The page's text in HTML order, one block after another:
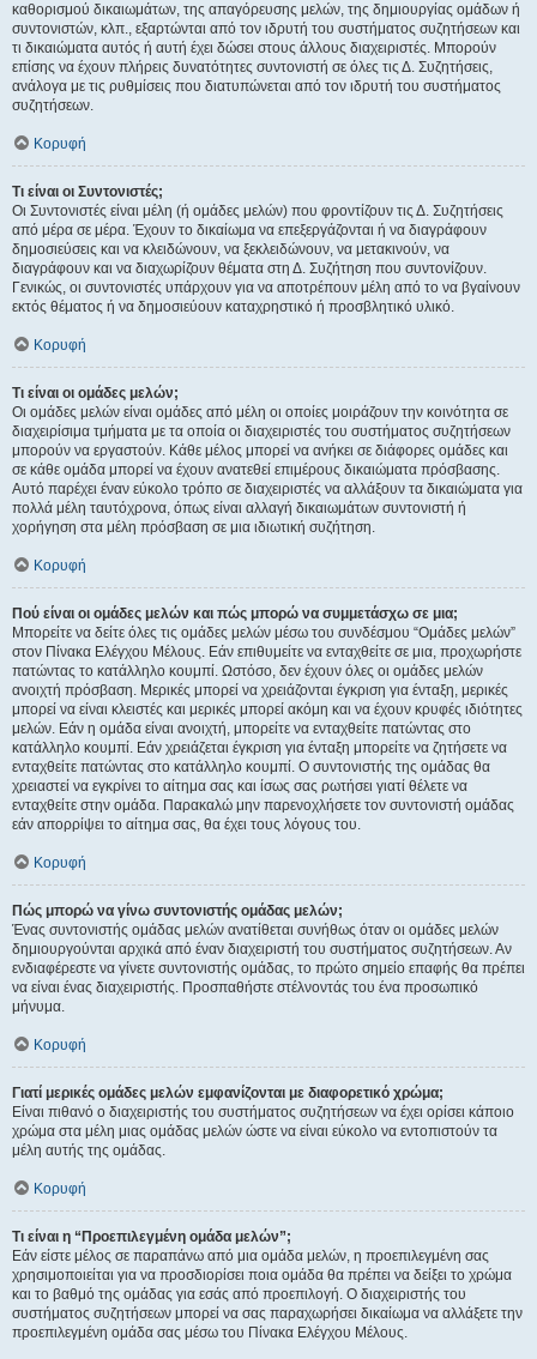
καθορισμού δικαιωμάτων, της απαγόρευσης μελών, της δημιουργίας ομάδων ή
συντονιστών, κλπ., εξαρτώνται από τον ιδρυτή του συστήματος συζητήσεων και
τι δικαιώματα αυτός ή αυτή έχει δώσει στους άλλους διαχειριστές. Μπορούν
επίσης να έχουν πλήρεις δυνατότητες συντονιστή σε όλες τις Δ. Συζητήσεις,
ανάλογα με τις ρυθμίσεις που διατυπώνεται από τον ιδρυτή του συστήματος
συζητήσεων.
Κορυφή
Τι είναι οι Συντονιστές;
Οι Συντονιστές είναι μέλη (ή ομάδες μελών) που φροντίζουν τις Δ. Συζητήσεις
από μέρα σε μέρα. Έχουν το δικαίωμα να επεξεργάζονται ή να διαγράφουν
δημοσιεύσεις και να κλειδώνουν, να ξεκλειδώνουν, να μετακινούν, να
διαγράφουν και να διαχωρίζουν θέματα στη Δ. Συζήτηση που συντονίζουν.
Γενικώς, οι συντονιστές υπάρχουν για να αποτρέπουν μέλη από το να βγαίνουν
εκτός θέματος ή να δημοσιεύουν καταχρηστικό ή προσβλητικό υλικό.
Κορυφή
Τι είναι οι ομάδες μελών;
Οι ομάδες μελών είναι ομάδες από μέλη οι οποίες μοιράζουν την κοινότητα σε
διαχειρίσιμα τμήματα με τα οποία οι διαχειριστές του συστήματος συζητήσεων
μπορούν να εργαστούν. Κάθε μέλος μπορεί να ανήκει σε διάφορες ομάδες και
σε κάθε ομάδα μπορεί να έχουν ανατεθεί επιμέρους δικαιώματα πρόσβασης.
Αυτό παρέχει έναν εύκολο τρόπο σε διαχειριστές να αλλάξουν τα δικαιώματα για
πολλά μέλη ταυτόχρονα, όπως είναι αλλαγή δικαιωμάτων συντονιστή ή
χορήγηση στα μέλη πρόσβαση σε μια ιδιωτική συζήτηση.
Κορυφή
Πού είναι οι ομάδες μελών και πώς μπορώ να συμμετάσχω σε μια;
Μπορείτε να δείτε όλες τις ομάδες μελών μέσω του συνδέσμου “Ομάδες μελών”
στον Πίνακα Ελέγχου Μέλους. Εάν επιθυμείτε να ενταχθείτε σε μια, προχωρήστε
πατώντας το κατάλληλο κουμπί. Ωστόσο, δεν έχουν όλες οι ομάδες μελών
ανοιχτή πρόσβαση. Μερικές μπορεί να χρειάζονται έγκριση για ένταξη, μερικές
μπορεί να είναι κλειστές και μερικές μπορεί ακόμη και να έχουν κρυφές ιδιότητες
μελών. Εάν η ομάδα είναι ανοιχτή, μπορείτε να ενταχθείτε πατώντας στο
κατάλληλο κουμπί. Εάν χρειάζεται έγκριση για ένταξη μπορείτε να ζητήσετε να
ενταχθείτε πατώντας στο κατάλληλο κουμπί. Ο συντονιστής της ομάδας θα
χρειαστεί να εγκρίνει το αίτημα σας και ίσως σας ρωτήσει γιατί θέλετε να
ενταχθείτε στην ομάδα. Παρακαλώ μην παρενοχλήσετε τον συντονιστή ομάδας
εάν απορρίψει το αίτημα σας, θα έχει τους λόγους του.
Κορυφή
Πώς μπορώ να γίνω συντονιστής ομάδας μελών;
Ένας συντονιστής ομάδας μελών ανατίθεται συνήθως όταν οι ομάδες μελών
δημιουργούνται αρχικά από έναν διαχειριστή του συστήματος συζητήσεων. Αν
ενδιαφέρεστε να γίνετε συντονιστής ομάδας, το πρώτο σημείο επαφής θα πρέπει
να είναι ένας διαχειριστής. Προσπαθήστε στέλνοντάς του ένα προσωπικό
μήνυμα.
Κορυφή
Γιατί μερικές ομάδες μελών εμφανίζονται με διαφορετικό χρώμα;
Είναι πιθανό ο διαχειριστής του συστήματος συζητήσεων να έχει ορίσει κάποιο
χρώμα στα μέλη μιας ομάδας μελών ώστε να είναι εύκολο να εντοπιστούν τα
μέλη αυτής της ομάδας.
Κορυφή
Τι είναι η “Προεπιλεγμένη ομάδα μελών”;
Εάν είστε μέλος σε παραπάνω από μια ομάδα μελών, η προεπιλεγμένη σας
χρησιμοποιείται για να προσδιορίσει ποια ομάδα θα πρέπει να δείξει το χρώμα
και το βαθμό της ομάδας για εσάς από προεπιλογή. Ο διαχειριστής του
συστήματος συζητήσεων μπορεί να σας παραχωρήσει δικαίωμα να αλλάξετε την
προεπιλεγμένη ομάδα σας μέσω του Πίνακα Ελέγχου Μέλους.